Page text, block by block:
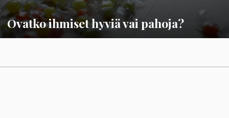
Ovatko ihmiset hyviä vai pahoja?